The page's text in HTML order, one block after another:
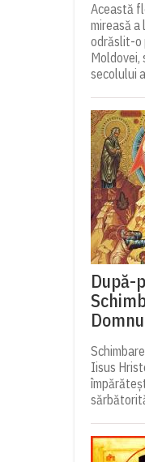
Această
mireasă a
odrăslit-o
secolului
După-
Iisus